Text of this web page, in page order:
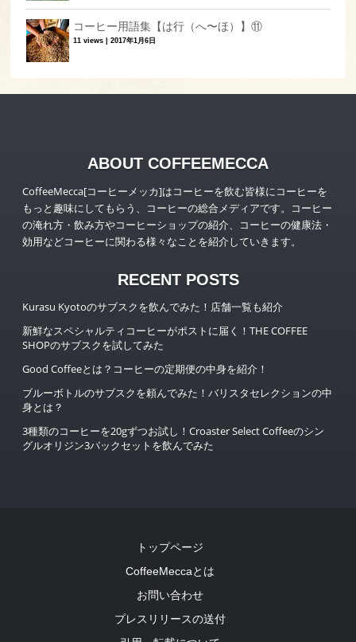
コーヒー用語集【は行（へ〜ほ）】⑪
11 views |2017年1月6日
ABOUT COFFEEMECCA
CoffeeMecca[コーヒーメッカ]はコーヒーを飲む皆様にコーヒーを
もっと趣味にしてもらう、コーヒーの総合メディアです。コーヒー
の淹れ方・飲み方やコーヒーショップの紹介、コーヒーの健康法・
効用などコーヒーに関わる様々なことを紹介していきます。
RECENT POSTS
Kurasu Kyotoのサブスクを飲んでみた！店舗一覧も紹介
新鮮なスペシャルティコーヒーがポストに届く！THE COFFEE
SHOPのサブスクを試してみた
Good Coffeeとは？コーヒーの定期便の中身を紹介！
ブルーボトルのサブスクを頼んでみた！バリスタセレクションの中
身とは？
3種類のコーヒーを20gずつお試し！Croaster Select Coffeeのシン
グルオリジン3パックセットを飲んでみた
トップページ
CoffeeMeccaとは
お問い合わせ
プレスリリースの送付